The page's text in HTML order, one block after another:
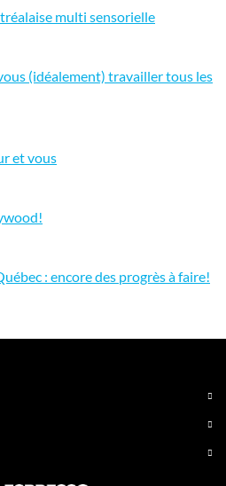
multi sensorielle
(idéalement) travailler tous les
et vous
: encore des progrès à faire!